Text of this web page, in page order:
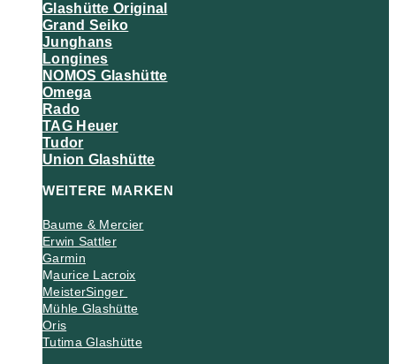
Glashütte Original
Grand Seiko
Junghans
Longines
NOMOS Glashütte
Omega
Rado
TAG Heuer
Tudor
Union Glashütte
WEITERE MARKEN
Baume & Mercier
Erwin Sattler
Garmin
Maurice Lacroix
MeisterSinger
Mühle Glashütte
Oris
Tutima Glashütte